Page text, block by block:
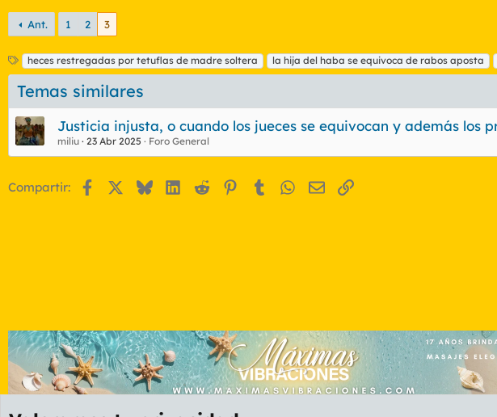
Ant. 1 2 3
E
t
i
u
e
t
a
heces restregadas por tetuflas de madre soltera la hija del haba se equivoca de rabos aposta
Temas similares
Justicia injusta, o cuando los jueces se equivocan y además los
miliu 23 Abr 2025 Foro General
Compartir: FacebookBlueskyLinkedIn
Reddit Pinterest
Tumblr WhatsApp
EmailEnlace